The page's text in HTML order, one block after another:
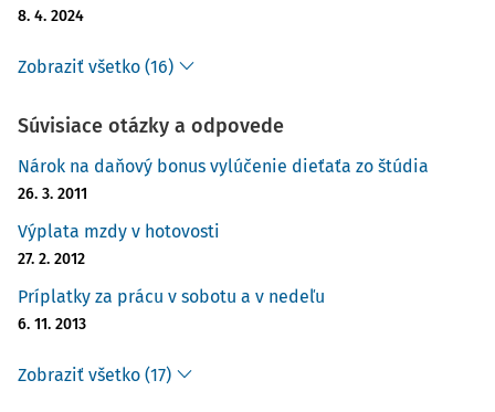
8. 4. 2024
Zobraziť všetko (16)
Súvisiace otázky a odpovede
Nárok na daňový bonus vylúčenie dieťaťa zo štúdia
26. 3. 2011
Výplata mzdy v hotovosti
27. 2. 2012
Príplatky za prácu v sobotu a v nedeľu
6. 11. 2013
Zobraziť všetko (17)